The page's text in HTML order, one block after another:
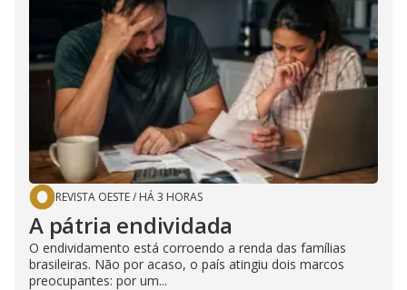
REVISTA OESTE/ HÁ 3 HORAS
A pátria endividada
O endividamento está corroendo a renda das famílias
brasileiras. Não por acaso, o país atingiu dois marcos
preocupantes: por um...